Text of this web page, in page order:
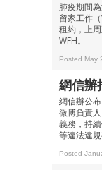
肺疫期間
留家工作
租約，上
WFH。
Posted May
網信辦
網信辦公
微博負責
義務，持
等違法違
Posted